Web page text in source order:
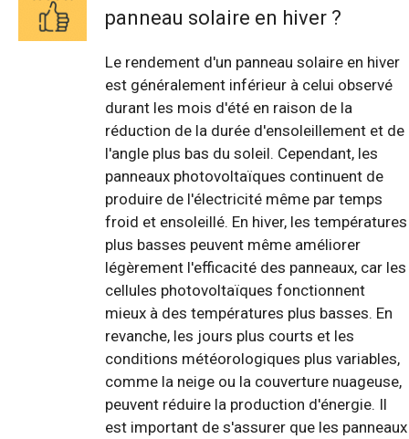
panneau solaire en hiver ?
Le rendement d'un panneau solaire en hiver
est généralement inférieur à celui observé
durant les mois d'été en raison de la
réduction de la durée d'ensoleillement et de
l'angle plus bas du soleil. Cependant, les
panneaux photovoltaïques continuent de
produire de l'électricité même par temps
froid et ensoleillé. En hiver, les températures
plus basses peuvent même améliorer
légèrement l'efficacité des panneaux, car les
cellules photovoltaïques fonctionnent
mieux à des températures plus basses. En
revanche, les jours plus courts et les
conditions météorologiques plus variables,
comme la neige ou la couverture nuageuse,
peuvent réduire la production d'énergie. Il
est important de s'assurer que les panneaux